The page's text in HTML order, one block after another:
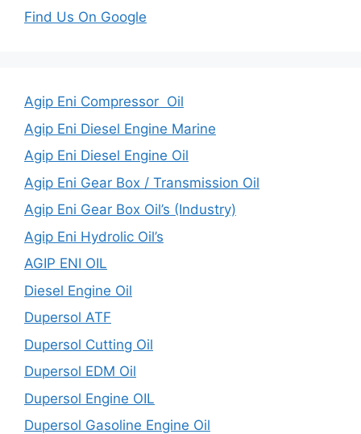
Find Us On Google
Agip Eni Compressor Oil
Agip Eni Diesel Engine Marine
Agip Eni Diesel Engine Oil
Agip Eni Gear Box / Transmission Oil
Agip Eni Gear Box Oil’s (Industry)
Agip Eni Hydrolic Oil’s
AGIP ENI OIL
Diesel Engine Oil
Dupersol ATF
Dupersol Cutting Oil
Dupersol EDM Oil
Dupersol Engine OIL
Dupersol Gasoline Engine Oil